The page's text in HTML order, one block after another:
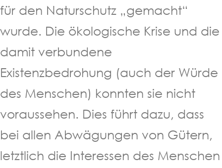
für den Naturschutz „gemacht“
wurde. Die ökologische Krise und die
damit verbundene
Existenzbedrohung (auch der Würde
des Menschen) konnten sie nicht
voraussehen. Dies führt dazu, dass
bei allen Abwägungen von Gütern,
letztlich die Interessen des Menschen